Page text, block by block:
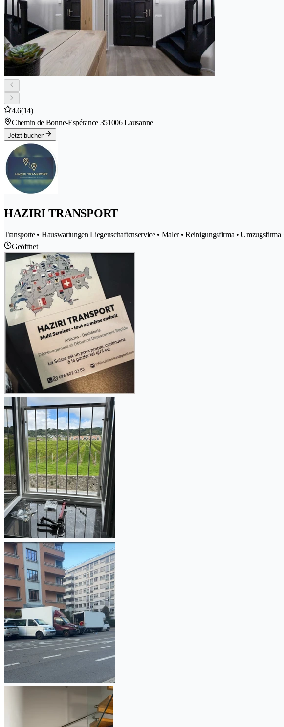
4.6(14)
Chemin de Bonne-Espérance 351006 Lausanne
Jetzt buchen
HAZIRI TRANSPORT
Transporte • Hauswartungen Liegenschaftenservice • Maler • Reinigungsfirma • Umzugsfirma
Geöffnet